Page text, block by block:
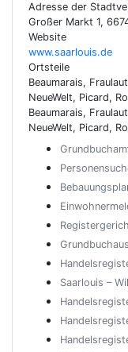
Adresse der
Großer Markt 1,
Website
www.saarlouis.de
Ortsteile
Beaumarais,
NeueWelt, Picard,
Beaumarais,
NeueWelt, Picard,
Saarlouis –